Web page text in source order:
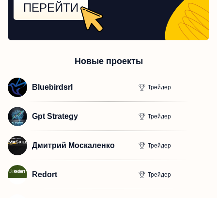
ПЕРЕЙТИ
Новые проекты
Bluebirdsrl Трейдер
Gpt Strategy Трейдер
Дмитрий Москаленко Трейдер
Redort Трейдер